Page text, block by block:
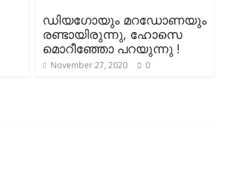
ഡിയഗോയും മറഡോണയും
രണ്ടായിരുന്നു, ഹോസെ
മൊറീഞ്ഞോ പറയുന്നു !
November 27, 2020 0